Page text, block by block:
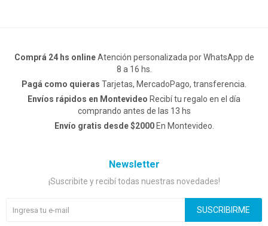
Comprá 24 hs onlineAtención personalizada por WhatsApp de
8 a 16 hs.
Pagá como quieras Tarjetas, MercadoPago, transferencia.
Envíos rápidos en Montevideo Recibí tu regalo en el día
comprando antes de las 13 hs
Envío gratis desde $2000En Montevideo.
Newsletter
¡Suscribite y recibí todas nuestras novedades!
SUSCRIBIRME